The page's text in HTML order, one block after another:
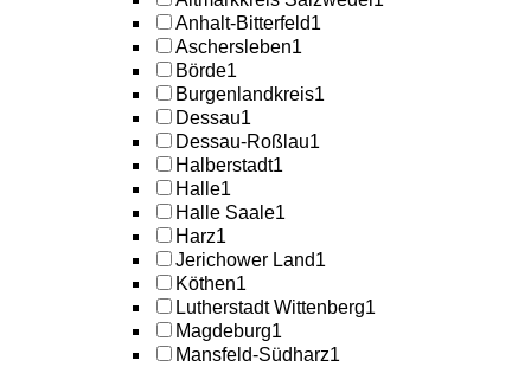
Anhalt-Bitterfeld1
Aschersleben1
Börde1
Burgenlandkreis1
Dessau1
Dessau-Roßlau1
Halberstadt1
Halle1
Halle Saale1
Harz1
Jerichower Land1
Köthen1
Lutherstadt Wittenberg1
Magdeburg1
Mansfeld-Südharz1